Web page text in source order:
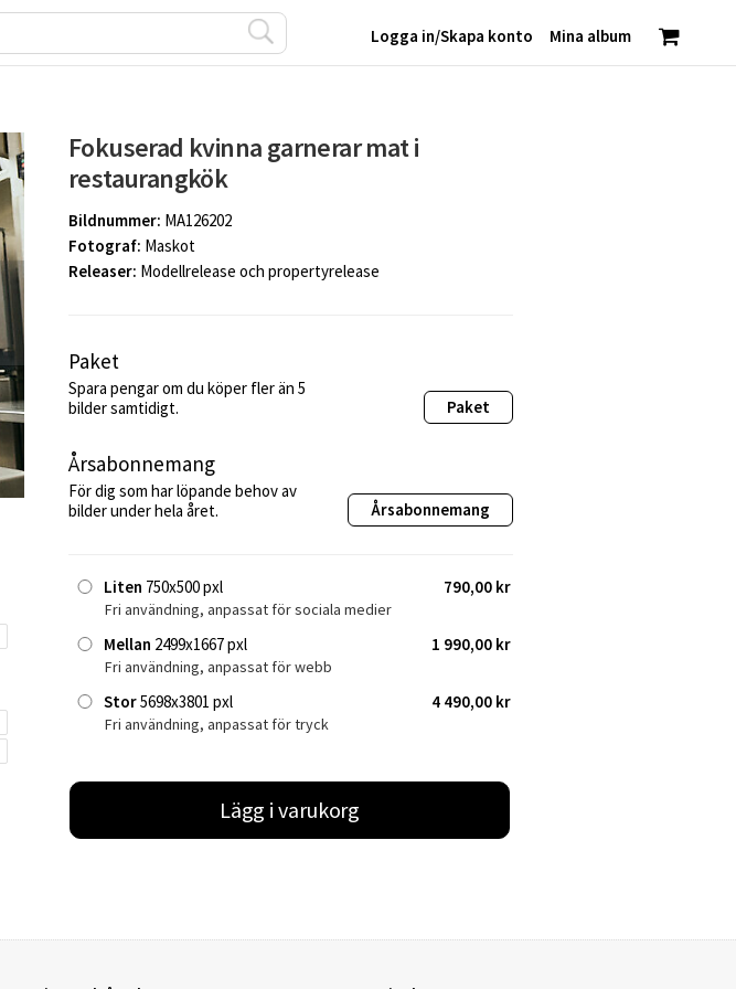
Mina album
Logga in/Skapa konto
Fokuserad kvinna garnerar mat i
restaurangkök
Bildnummer: MA126202
Fotograf: Maskot
Releaser: Modellrelease och propertyrelease
Paket
Spara pengar om du köper fler än 5
bilder samtidigt.
Paket
Årsabonnemang
För dig som har löpande behov av
bilder under hela året.
Årsabonnemang
Liten 750x500 pxl 790,00 kr
Fri användning, anpassat för sociala medier
Mellan 2499x1667 pxl 1 990,00 kr
Fri användning, anpassat för webb
Stor5698x3801 pxl 4 490,00 kr
Fri användning, anpassat för tryck
Lägg i varukorg